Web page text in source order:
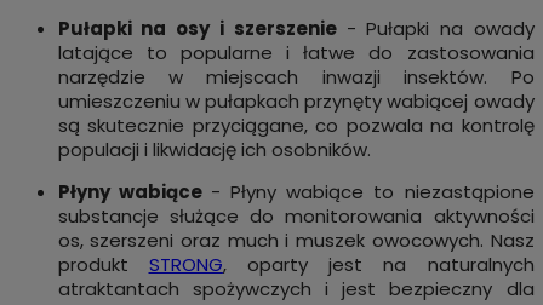
Pułapki na osy i szerszenie - Pułapki na owady
latające to popularne i łatwe do zastosowania
narzędzie w miejscach inwazji insektów. Po
umieszczeniu w pułapkach przynęty wabiącej owady
są skutecznie przyciągane, co pozwala na kontrolę
populacji i likwidację ich osobników.
Płyny wabiące - Płyny wabiące to niezastąpione
substancje służące do monitorowania aktywności
os, szerszeni oraz much i muszek owocowych. Nasz
produkt STRONG, oparty jest na naturalnych
atraktantach spożywczych i jest bezpieczny dla